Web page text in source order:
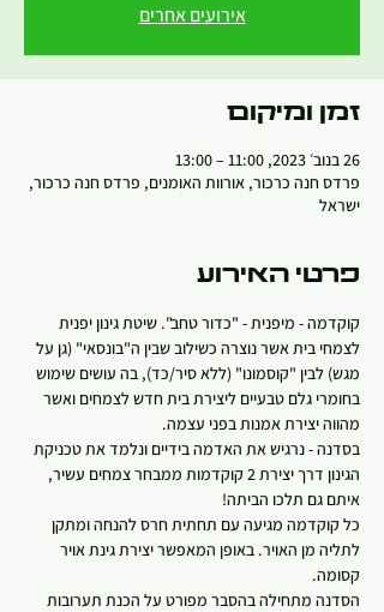
אירועים אחרים
זמן ומיקום
26 בנוב׳ 2023, 11:00 – 13:00
פרדס חנה כרכור, אורוות האומנים, פרדס חנה כרכור,
ישראל
פרטי האירוע
קוקדמה - מיפנית - "כדור טחב". שיטת גינון יפנית
לצמחי בית אשר נוצרה כשילוב שבין ה"בונסאי" (גן על
מגש) לבין "קוסמונו" (ללא סיר/כד), בה עושים שימוש
בחומרי גלם טבעיים ליצירת בית חדש לצמחים ואשר
מהווה יצירת אמנות בפני עצמה.
בסדנה - נרגיש את האדמה בידיים ונלמד את טכניקת
הגינון דרך יצירת 2 קוקדמות ממבחר צמחים עשיר,
איתם גם תלכו הביתה!
כל קוקדמה מגיעה עם תחתית חרס להנחה ומתקן
לתליה מן האויר. באופן המאפשר יצירת גינת אויר
קסומה.
הסדנה מתחילה בהסבר מפורט על הכנת תערובות